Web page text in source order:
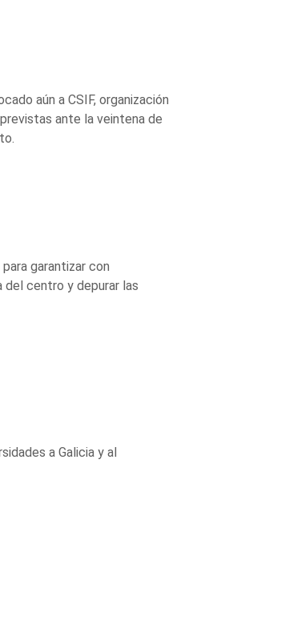
aún a CSIF, organización
ante la veintena de
garantizar con
del centro y depurar las
a Galicia y al